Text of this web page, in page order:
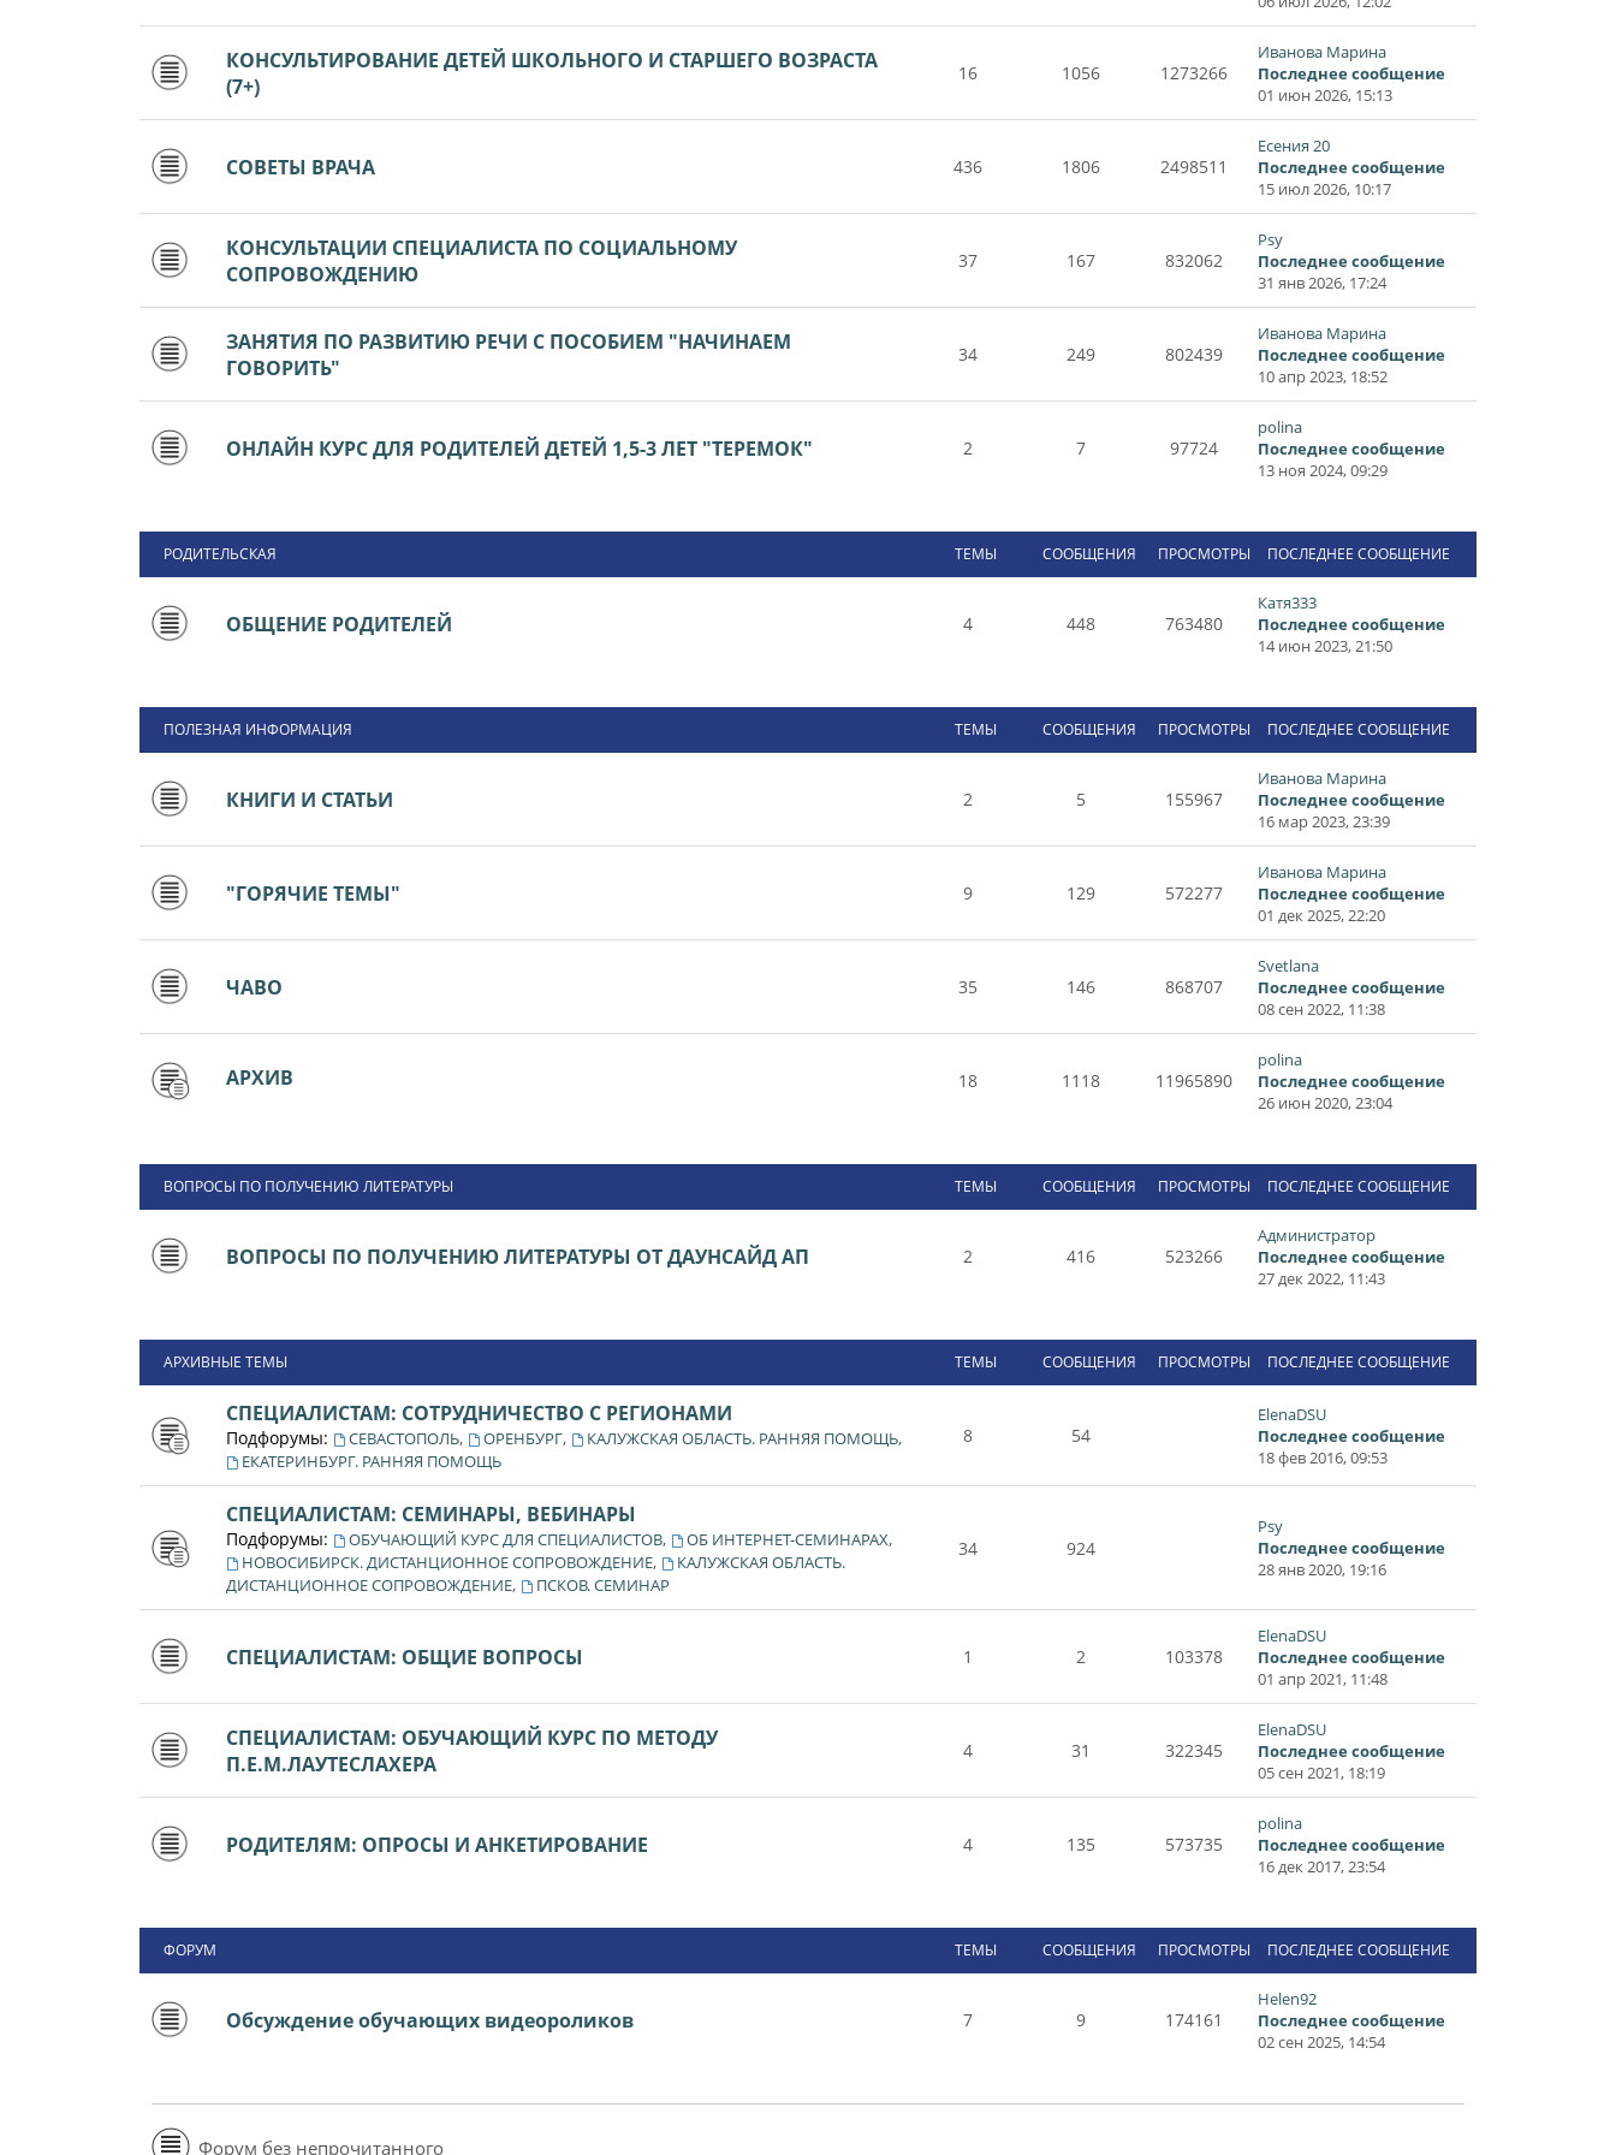
КОНСУЛЬТИРОВАНИЕ ДЕТЕЙ ШКОЛЬНОГО И СТАРШЕГО ВОЗРАСТА
(7+)
16 1056 1273266
Иванова Марина
Последнее сообщение
01 июн 2026, 15:13
СОВЕТЫ ВРАЧА 436 1806 2498511
Есения 20
Последнее сообщение
15 июл 2026, 10:17
КОНСУЛЬТАЦИИ СПЕЦИАЛИСТА ПО СОЦИАЛЬНОМУ
СОПРОВОЖДЕНИЮ
37 167 832062
Psy
Последнее сообщение
31 янв 2026, 17:24
ЗАНЯТИЯ ПО РАЗВИТИЮ РЕЧИ С ПОСОБИЕМ "НАЧИНАЕМ
ГОВОРИТЬ"
34 249 802439
Иванова Марина
Последнее сообщение
10 апр 2023, 18:52
ОНЛАЙН КУРС ДЛЯ РОДИТЕЛЕЙ ДЕТЕЙ 1,5-3 ЛЕТ "ТЕРЕМОК" 2 7 97724
polina
Последнее сообщение
13 ноя 2024, 09:29
РОДИТЕЛЬСКАЯ ТЕМЫ СООБЩЕНИЯ ПРОСМОТРЫ ПОСЛЕДНЕЕ СООБЩЕНИЕ
ОБЩЕНИЕ РОДИТЕЛЕЙ 4 448 763480
Катя333
Последнее сообщение
14 июн 2023, 21:50
ПОЛЕЗНАЯ ИНФОРМАЦИЯ ТЕМЫ СООБЩЕНИЯ ПРОСМОТРЫ ПОСЛЕДНЕЕ СООБЩЕНИЕ
КНИГИ И СТАТЬИ 2 5 155967
Иванова Марина
Последнее сообщение
16 мар 2023, 23:39
"ГОРЯЧИЕ ТЕМЫ" 9 129 572277
Иванова Марина
Последнее сообщение
01 дек 2025, 22:20
ЧАВО 35 146 868707
Svetlana
Последнее сообщение
08 сен 2022, 11:38
АРХИВ 18 1118 11965890
polina
Последнее сообщение
26 июн 2020, 23:04
ВОПРОСЫ ПО ПОЛУЧЕНИЮ ЛИТЕРАТУРЫ ТЕМЫ СООБЩЕНИЯ ПРОСМОТРЫ ПОСЛЕДНЕЕ СООБЩЕНИЕ
ВОПРОСЫ ПО ПОЛУЧЕНИЮ ЛИТЕРАТУРЫ ОТ ДАУНСАЙД АП 2 416 523266
Администратор
Последнее сообщение
27 дек 2022, 11:43
АРХИВНЫЕ ТЕМЫ ТЕМЫ СООБЩЕНИЯ ПРОСМОТРЫ ПОСЛЕДНЕЕ СООБЩЕНИЕ
СПЕЦИАЛИСТАМ: СОТРУДНИЧЕСТВО С РЕГИОНАМИ
Подфорумы: СЕВАСТОПОЛЬ, ОРЕНБУРГ, КАЛУЖСКАЯ ОБЛАСТЬ. РАННЯЯ ПОМОЩЬ,
ЕКАТЕРИНБУРГ. РАННЯЯ ПОМОЩЬ
8 54
ElenaDSU
Последнее сообщение
18 фев 2016, 09:53
СПЕЦИАЛИСТАМ: СЕМИНАРЫ, ВЕБИНАРЫ
Подфорумы: ОБУЧАЮЩИЙ КУРС ДЛЯ СПЕЦИАЛИСТОВ, ОБ ИНТЕРНЕТ-СЕМИНАРАХ,
НОВОСИБИРСК. ДИСТАНЦИОННОЕ СОПРОВОЖДЕНИЕ,
КАЛУЖСКАЯ ОБЛАСТЬ.
ДИСТАНЦИОННОЕ СОПРОВОЖДЕНИЕ, ПСКОВ. СЕМИНАР
34 924
Psy
Последнее сообщение
28 янв 2020, 19:16
СПЕЦИАЛИСТАМ: ОБЩИЕ ВОПРОСЫ 1 2 103378
ElenaDSU
Последнее сообщение
01 апр 2021, 11:48
СПЕЦИАЛИСТАМ: ОБУЧАЮЩИЙ КУРС ПО МЕТОДУ
П.Е.М.ЛАУТЕСЛАХЕРА
4 31 322345
ElenaDSU
Последнее сообщение
05 сен 2021, 18:19
РОДИТЕЛЯМ: ОПРОСЫ И АНКЕТИРОВАНИЕ 4 135 573735
polina
Последнее сообщение
16 дек 2017, 23:54
ФОРУМ ТЕМЫ СООБЩЕНИЯ ПРОСМОТРЫ ПОСЛЕДНЕЕ СООБЩЕНИЕ
Обсуждение обучающих видеороликов 7 9 174161
Helen92
Последнее сообщение
02 сен 2025, 14:54
Форум без непрочитанного